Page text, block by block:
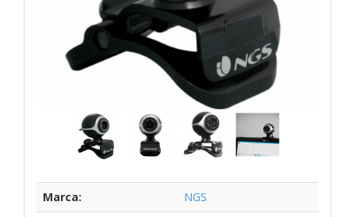
Marca:
NGS